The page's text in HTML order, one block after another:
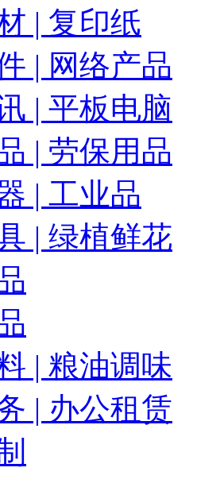
| 复印纸
| 网络产品
| 平板电脑
| 劳保用品
| 工业品
| 绿植鲜花
| 粮油调味
| 办公租赁